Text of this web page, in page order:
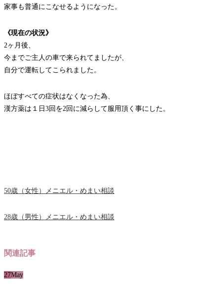
家事も普通にこなせるようになった。
《現在の状況》
2ヶ月後、
今までご主人の車で来られてましたが、
自分で運転してこられました。
ほぼすべての症状はなくなった為、
漢方薬は１日3回を2回に減らして服用頂く事にした。
50歳（女性）メニエル・めまい相談
28歳（男性）メニエル・めまい相談
関連記事
27May